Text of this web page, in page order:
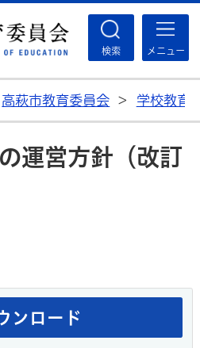
検索 メニュー
高萩市教育委員会 > 学校教育
運営方針（改訂
ンロード